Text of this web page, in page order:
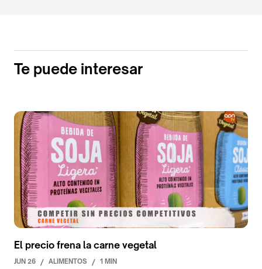
Te puede interesar
El precio frena la carne vegetal
JUN 26 / ALIMENTOS / 1 MIN